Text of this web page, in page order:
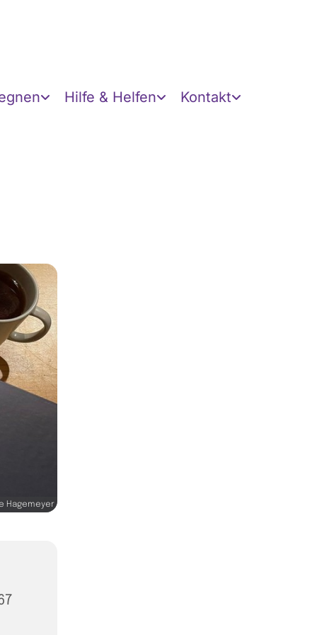
Hilfe & Helfen Kontakt
Hagemeyer